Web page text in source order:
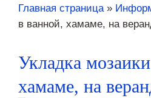
Главная страница»
в ванной, хамаме, на
Укладка
хамаме, на